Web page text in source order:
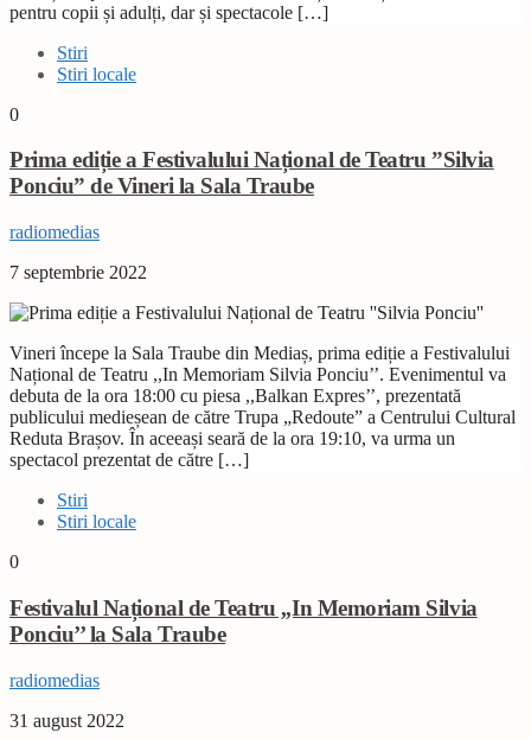
pentru copii și adulți, dar și spectacole […]
Stiri
Stiri locale
0
Prima ediție a Festivalului Național de Teatru ”Silvia
Ponciu” de Vineri la Sala Traube
radiomedias
7 septembrie 2022
Vineri începe la Sala Traube din Mediaș, prima ediție a Festivalului
Național de Teatru ,,In Memoriam Silvia Ponciu’’. Evenimentul va
debuta de la ora 18:00 cu piesa ,,Balkan Expres’’, prezentată
publicului medieșean de către Trupa „Redoute” a Centrului Cultural
Reduta Brașov. În aceeași seară de la ora 19:10, va urma un
spectacol prezentat de către […]
Stiri
Stiri locale
0
Festivalul Național de Teatru ,,In Memoriam Silvia
Ponciu’’ la Sala Traube
radiomedias
31 august 2022